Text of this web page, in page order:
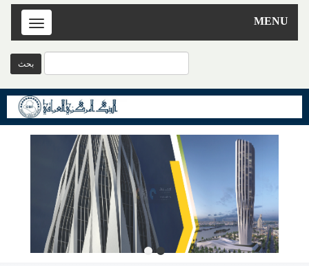
MENU
Toggle